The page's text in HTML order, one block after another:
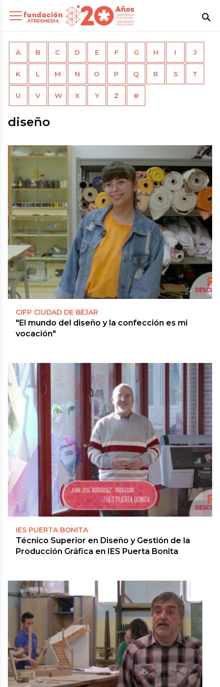
A B C D E F G H I J
K L M N O P Q R S T
U V W X Y Z #
diseño
CIFP CIUDAD DE BÉJAR
"El mundo del diseño y la confección es mi
vocación"
IES PUERTA BONITA
Técnico Superior en Diseño y Gestión de la
Producción Gráfica en IES Puerta Bonita